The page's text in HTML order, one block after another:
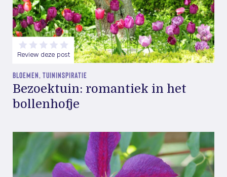
Review deze post
BLOEMEN, TUININSPIRATIE
Bezoektuin: romantiek in het
bollenhofje